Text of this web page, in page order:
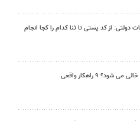
دولتی: از کد پستی تا ثنا کدام را کجا انجام
شود؟ ۹ راهکار واقعی